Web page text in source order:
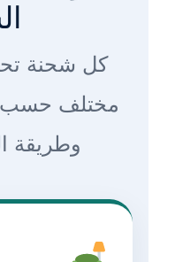
كل شحنة
مختلف حسب
وطريقة